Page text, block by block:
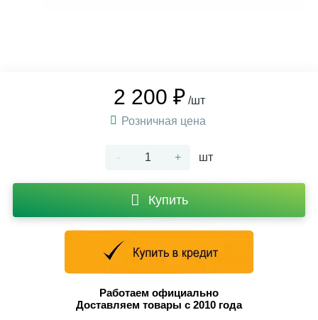
2 200 ₽ /шт
Розничная цена
- + шт
Купить
Работаем официально
Доставляем товары с 2010 года